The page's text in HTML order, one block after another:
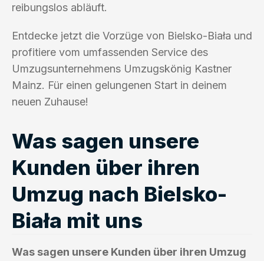
reibungslos abläuft.
Entdecke jetzt die Vorzüge von Bielsko-Biała und
profitiere vom umfassenden Service des
Umzugsunternehmens Umzugskönig Kastner
Mainz. Für einen gelungenen Start in deinem
neuen Zuhause!
Was sagen unsere
Kunden über ihren
Umzug nach Bielsko-
Biała mit uns
Was sagen unsere Kunden über ihren Umzug